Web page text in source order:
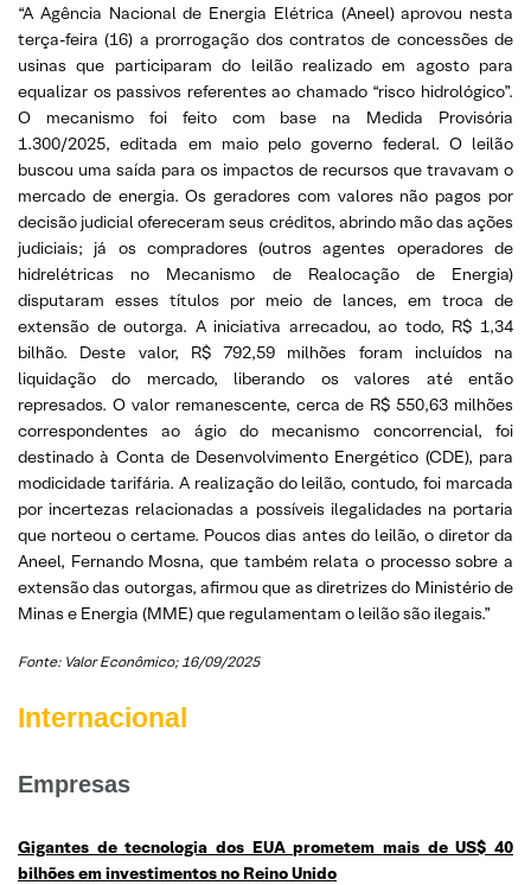
“A Agência Nacional de Energia Elétrica (Aneel) aprovou nesta
terça-feira (16) a prorrogação dos contratos de concessões de
usinas que participaram do leilão realizado em agosto para
equalizar os passivos referentes ao chamado “risco hidrológico”.
O mecanismo foi feito com base na Medida Provisória
1.300/2025, editada em maio pelo governo federal. O leilão
buscou uma saída para os impactos de recursos que travavam o
mercado de energia. Os geradores com valores não pagos por
decisão judicial ofereceram seus créditos, abrindo mão das ações
judiciais; já os compradores (outros agentes operadores de
hidrelétricas no Mecanismo de Realocação de Energia)
disputaram esses títulos por meio de lances, em troca de
extensão de outorga. A iniciativa arrecadou, ao todo, R$ 1,34
bilhão. Deste valor, R$ 792,59 milhões foram incluídos na
liquidação do mercado, liberando os valores até então
represados. O valor remanescente, cerca de R$ 550,63 milhões
correspondentes ao ágio do mecanismo concorrencial, foi
destinado à Conta de Desenvolvimento Energético (CDE), para
modicidade tarifária. A realização do leilão, contudo, foi marcada
por incertezas relacionadas a possíveis ilegalidades na portaria
que norteou o certame. Poucos dias antes do leilão, o diretor da
Aneel, Fernando Mosna, que também relata o processo sobre a
extensão das outorgas, afirmou que as diretrizes do Ministério de
Minas e Energia (MME) que regulamentam o leilão são ilegais.”
Fonte: Valor Econômico; 16/09/2025
Internacional
Empresas
Gigantes de tecnologia dos EUA prometem mais de US$ 40
bilhões em investimentos no Reino Unido